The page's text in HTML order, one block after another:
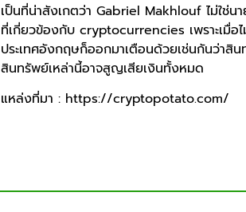
เป็นที่น่าสังเกตว่า Gabriel Makhlouf ไม่ใช่น
ที่เกี่ยวข้องกับ cryptocurrencies เพราะเมื่
ประเทศอังกฤษก็ออกมาเตือนด้วยเช่นกันว่าสิ
สินทรัพย์เหล่านี้อาจสูญเสียเงินทั้งหมด
แหล่งที่มา : https://cryptopotato.com/